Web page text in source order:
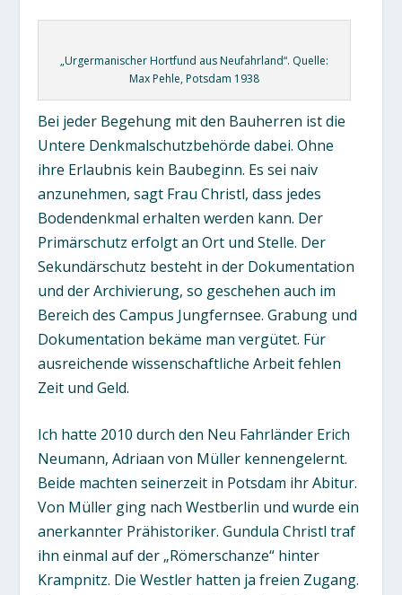
„Urgermanischer Hortfund aus Neufahrland“. Quelle:
Max Pehle, Potsdam 1938
Bei jeder Begehung mit den Bauherren ist die
Untere Denkmalschutzbehörde dabei. Ohne
ihre Erlaubnis kein Baubeginn. Es sei naiv
anzunehmen, sagt Frau Christl, dass jedes
Bodendenkmal erhalten werden kann. Der
Primärschutz erfolgt an Ort und Stelle. Der
Sekundärschutz besteht in der Dokumentation
und der Archivierung, so geschehen auch im
Bereich des Campus Jungfernsee. Grabung und
Dokumentation bekäme man vergütet. Für
ausreichende wissenschaftliche Arbeit fehlen
Zeit und Geld.
Ich hatte 2010 durch den Neu Fahrländer Erich
Neumann, Adriaan von Müller kennengelernt.
Beide machten seinerzeit in Potsdam ihr Abitur.
Von Müller ging nach Westberlin und wurde ein
anerkannter Prähistoriker. Gundula Christl traf
ihn einmal auf der „Römerschanze“ hinter
Krampnitz. Die Westler hatten ja freien Zugang.